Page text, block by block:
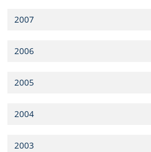
2007
2006
2005
2004
2003